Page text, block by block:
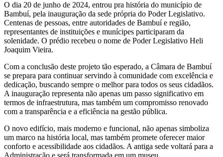
O dia 20 de junho de 2024, entrou pra história do município de
Bambuí, pela inauguração da sede própria do Poder Legislativo.
Centenas de pessoas, entre autoridades de Bambuí e região,
representantes de instituições e munícipes participaram da
solenidade. O prédio recebeu o nome de Poder Legislativo Heli
Joaquim Vieira.
Com a conclusão deste projeto tão esperado, a Câmara de Bambuí
se prepara para continuar servindo à comunidade com excelência e
dedicação, buscando sempre o melhor para todos os seus cidadãos.
A inauguração representa não apenas um passo significativo em
termos de infraestrutura, mas também um compromisso renovado
com a transparência e a eficiência na gestão pública.
O novo edifício, mais moderno e funcional, não apenas simboliza
um marco na história local, mas também promete oferecer maior
conforto e acessibilidade aos cidadãos. A antiga sede voltará para a